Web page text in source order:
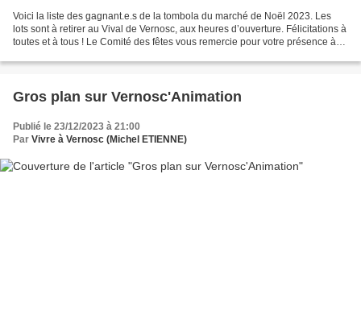
Voici la liste des gagnant.e.s de la tombola du marché de Noël 2023. Les
lots sont à retirer au Vival de Vernosc, aux heures d’ouverture. Félicitations à
toutes et à tous ! Le Comité des fêtes vous remercie pour votre présence à
Gros plan sur Vernosc'Animation
Publié le 23/12/2023 à 21:00
Par Vivre à Vernosc (Michel ETIENNE)